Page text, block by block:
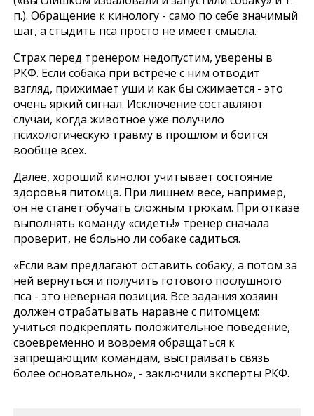
п.). Обращение к кинологу - само по себе значимый
шаг, а стыдить пса просто не имеет смысла.
Страх перед тренером недопустим, уверены в
РКФ. Если собака при встрече с ним отводит
взгляд, прижимает уши и как бы сжимается - это
очень яркий сигнал. Исключение составляют
случаи, когда животное уже получило
психологическую травму в прошлом и боится
вообще всех.
Далее, хороший кинолог учитывает состояние
здоровья питомца. При лишнем весе, например,
он не станет обучать сложным трюкам. При отказе
выполнять команду «сидеть!» тренер сначала
проверит, не больно ли собаке садиться.
«Если вам предлагают оставить собаку, а потом за
ней вернуться и получить готового послушного
пса - это неверная позиция. Все задания хозяин
должен отрабатывать наравне с питомцем:
учиться подкреплять положительное поведение,
своевременно и вовремя обращаться к
запрещающим командам, выстраивать связь
более основательно», - заключили эксперты РКФ.